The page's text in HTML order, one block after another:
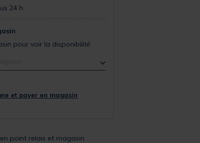
24 h
pour voir la disponibilité
et payer en magasin
point relais et magasin